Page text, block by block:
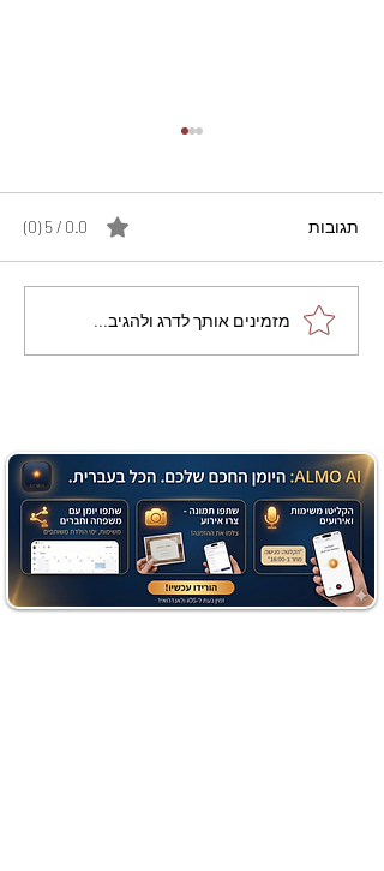
מתכון מנצח עוגת מייפל
שוקולד בחושה וקלה - זיוה
תגובות 0.0 / 5 ‏(0)
מזמינים אותך לדרג ולהגיב...